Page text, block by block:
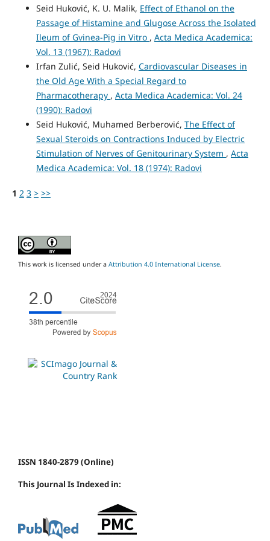
Seid Huković, K. U. Malik, Effect of Ethanol on the
Passage of Histamine and Glugose Across the Isolated
Ileum of Gvinea-Pig in Vitro , Acta Medica Academica:
Vol. 13 (1967): Radovi
Irfan Zulić, Seid Huković, Cardiovascular Diseases in
the Old Age With a Special Regard to
Pharmacotherapy , Acta Medica Academica: Vol. 24
(1990): Radovi
Seid Huković, Muhamed Berberović, The Effect of
Sexual Steroids on Contractions Induced by Electric
Stimulation of Nerves of Genitourinary System , Acta
Medica Academica: Vol. 18 (1974): Radovi
1 2 3 > >>
This work is licensed under a Attribution 4.0 International License.
ISSN 1840-2879 (Online)
This Journal Is Indexed in: